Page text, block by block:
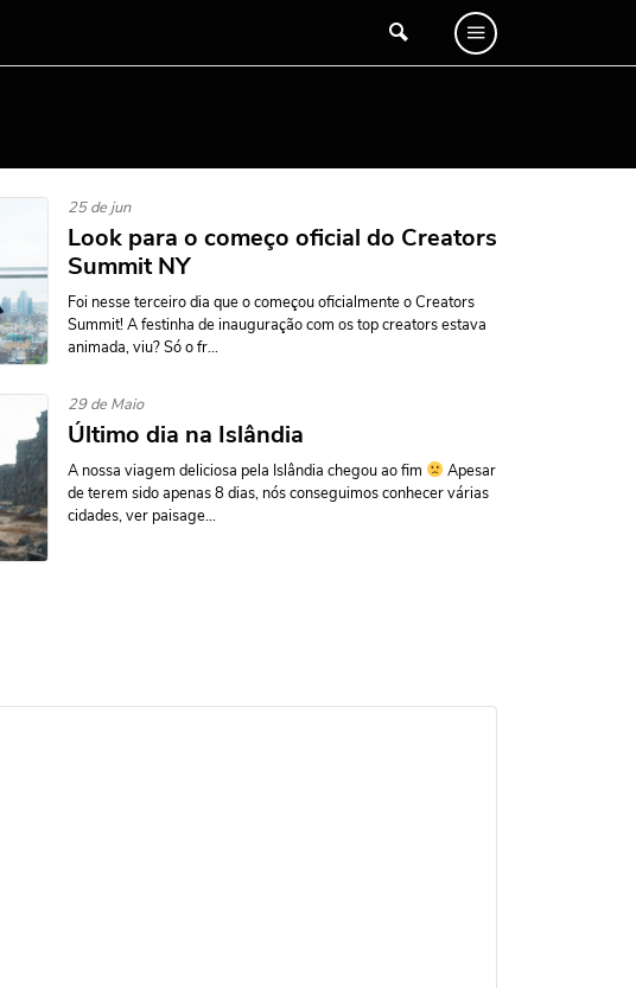
25 de jun
Look para o começo oficial do Creators
Summit NY
Foi nesse terceiro dia que o começou oficialmente o Creators
Summit! A festinha de inauguração com os top creators estava
animada, viu? Só o fr...
29 de Maio
Último dia na Islândia
A nossa viagem deliciosa pela Islândia chegou ao fim
Apesar
de terem sido apenas 8 dias, nós conseguimos conhecer várias
cidades, ver paisage...